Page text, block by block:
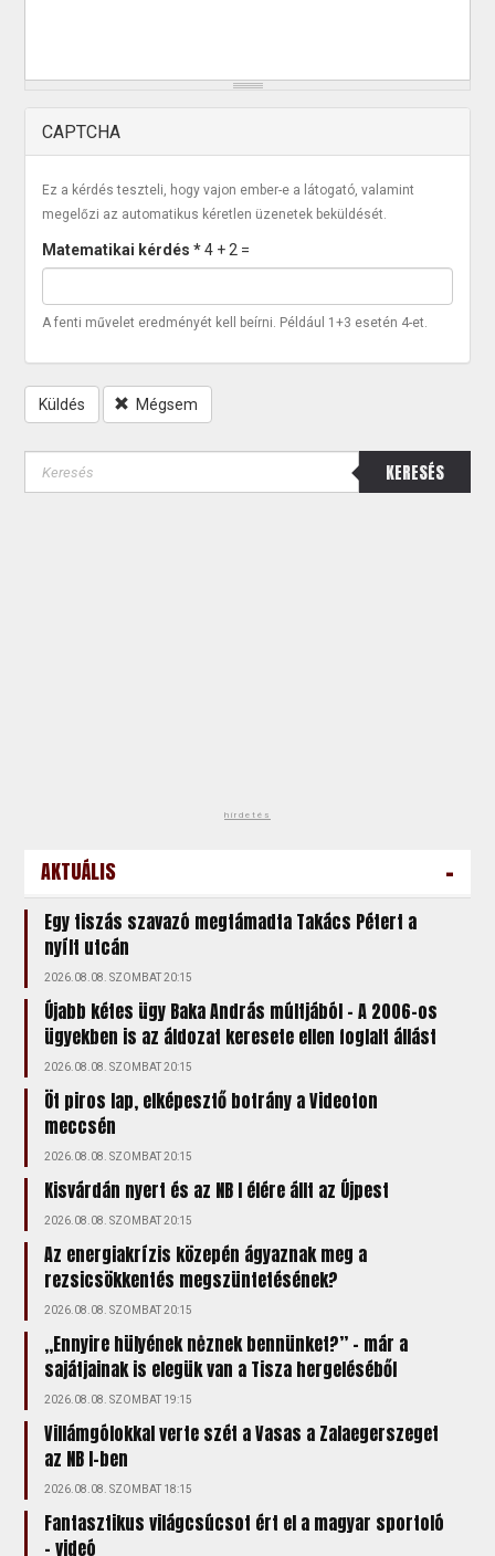
CAPTCHA
Ez a kérdés teszteli, hogy vajon ember-e a látogató, valamint
megelőzi az automatikus kéretlen üzenetek beküldését.
Matematikai kérdés*4 + 2 =
A fenti művelet eredményét kell beírni. Például 1+3 esetén 4-et.
Küldés Mégsem
KERESÉS
hirdetés
AKTUÁLIS -
Egy tiszás szavazó megtámadta Takács Pétert a
nyílt utcán
2026.08.08. SZOMBAT 20:15
Újabb kétes ügy Baka András múltjából – A 2006-os
ügyekben is az áldozat keresete ellen foglalt állást
2026.08.08. SZOMBAT 20:15
Öt piros lap, elképesztő botrány a Videoton
meccsén
2026.08.08. SZOMBAT 20:15
Kisvárdán nyert és az NB I élére állt az Újpest
2026.08.08. SZOMBAT 20:15
Az energiakrízis közepén ágyaznak meg a
rezsicsökkentés megszüntetésének?
2026.08.08. SZOMBAT 20:15
„Ennyire hülyének nėznek bennünket?” – már a
sajátjainak is elegük van a Tisza hergeléséből
2026.08.08. SZOMBAT 19:15
Villámgólokkal verte szét a Vasas a Zalaegerszeget
az NB I-ben
2026.08.08. SZOMBAT 18:15
Fantasztikus világcsúcsot ért el a magyar sportoló
- videó